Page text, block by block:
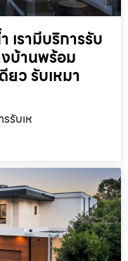
รามีบริการรับ
งบ้านพร้อม
ยว รับเหมา
รับเห